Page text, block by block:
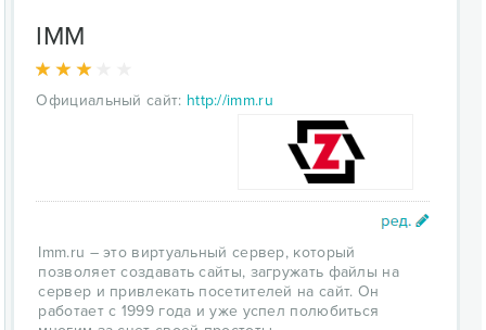
IMM
Официальный сайт: http://imm.ru
Imm.ru – это виртуальный сервер, который
позволяет создавать сайты, загружать файлы на
сервер и привлекать посетителей на сайт. Он
работает с 1999 года и уже успел полюбиться